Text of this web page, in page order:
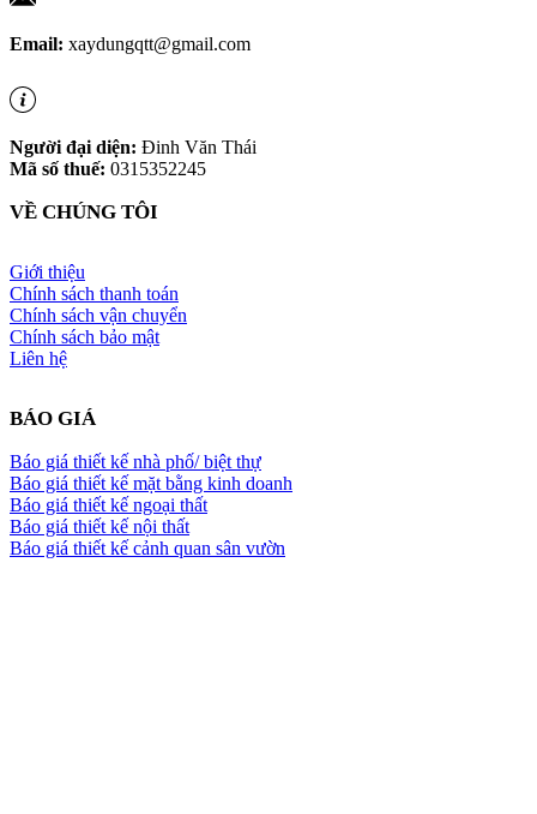
Email: xaydungqtt@gmail.com
Người đại diện: Đinh Văn Thái
Mã số thuế: 0315352245
VỀ CHÚNG TÔI
Giới thiệu
Chính sách thanh toán
Chính sách vận chuyển
Chính sách bảo mật
Liên hệ
BÁO GIÁ
Báo giá thiết kế nhà phố/ biệt thự
Báo giá thiết kế mặt bằng kinh doanh
Báo giá thiết kế ngoại thất
Báo giá thiết kế nội thất
Báo giá thiết kế cảnh quan sân vườn